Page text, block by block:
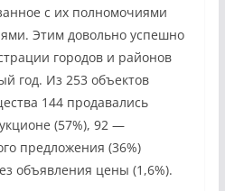
с их полномочиями
Этим довольно успешно
городов и районов
год. Из 253 объектов
144 продавались
(57%), 92 —
предложения (36%)
объявления цены (1,6%).